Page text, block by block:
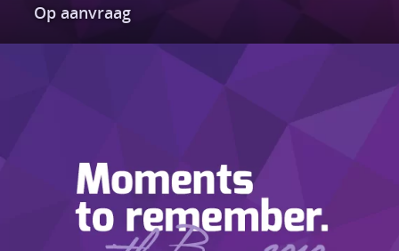
Op aanvraag